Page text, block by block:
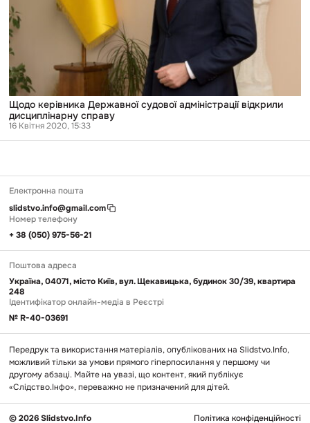
Щодо керівника Державної судової адміністрації відкрили
дисциплінарну справу
16 Квітня 2020, 15:33
Передрук та використання матеріалів, опублікованих на Slidstvo.Info,
можливий тільки за умови прямого гіперпосилання у першому чи
другому абзаці. Майте на увазі, що контент, який публікує
«Слідство.Інфо», переважно не призначений для дітей.
© 2026 Slidstvo.Info Політика конфіденційності
Електронна пошта
slidstvo.info@gmail.com
Номер телефону
+ 38 (050) 975-56-21
Поштова адреса
Україна, 04071, місто Київ, вул. Щекавицька, будинок 30/39, квартира
248
Ідентифікатор онлайн-медіа в Реєстрі
№ R-40-03691